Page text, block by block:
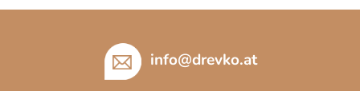
info@drevko.at